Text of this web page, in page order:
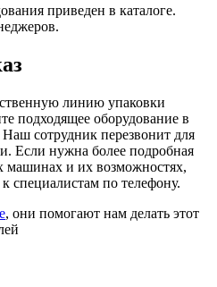
приведен в каталоге.
линию упаковки
подходящее оборудование в
Наш сотрудник перезвонит для
Если нужна более подробная
машинах и их возможностях,
к специалистам по телефону.
, они помогают нам делать этот